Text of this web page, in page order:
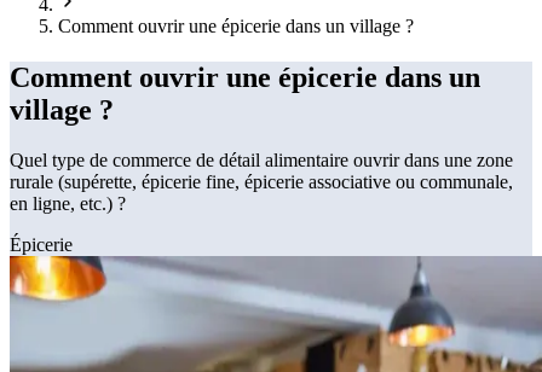
Comment ouvrir une épicerie dans un village ?
Comment ouvrir une épicerie dans un
village ?
Quel type de commerce de détail alimentaire ouvrir dans une zone
rurale (supérette, épicerie fine, épicerie associative ou communale,
en ligne, etc.) ?
Épicerie